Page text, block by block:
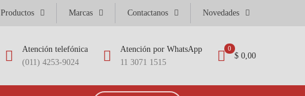
Productos Marcas Contactanos Novedades
Atención telefónica
(011) 4253-9024
Atención por WhatsApp
11 3071 1515
0
$ 0,00